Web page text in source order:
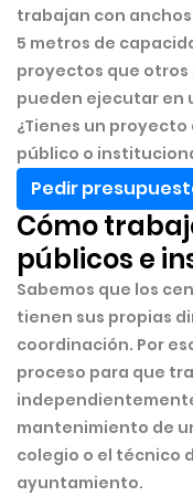
trabajan con anchos
5 metros de
proyectos que
pueden ejecutar en
¿Tienes un
público o
Pedir
Cómo
públicos e
Sabemos que los
tienen sus propias
coordinación. Por
proceso para que
mantenimiento de
colegio o el técnico
ayuntamiento.